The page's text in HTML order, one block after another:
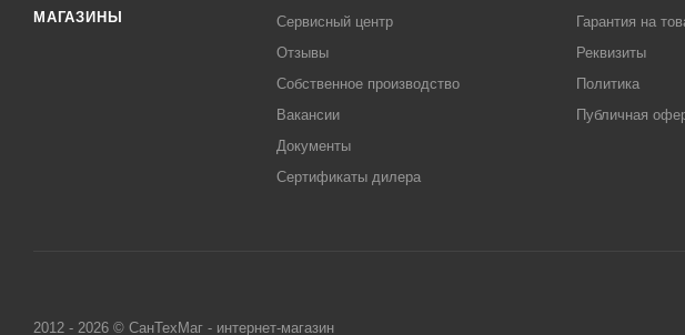
МАГАЗИНЫ
Сервисный центр
Отзывы
Собственное производство
Вакансии
Документы
Сертификаты дилера
Гарантия на
Реквизиты
Политика
Публичная
2012 - 2026 © СанТехМаг - интернет-магазин